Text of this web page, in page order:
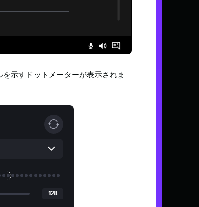
示すドットメーターが表示されま